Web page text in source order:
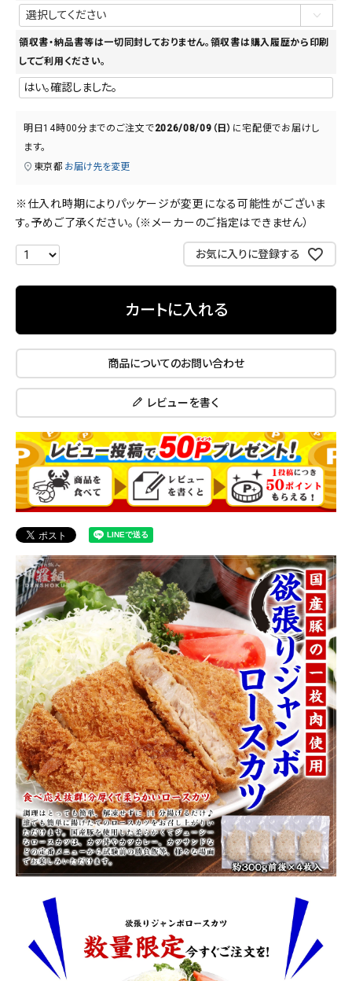
領収書・納品書等は一切同封しておりません。領収書は購入履歴から印刷
してご利用ください。
明日 14時00分 までのご注文で2026/08/09（日） に宅配便でお届けし
ます。
東京都 お届け先を変更
※仕入れ時期によりパッケージが変更になる可能性がございま
す。予めご了承ください。（※メーカーのご指定はできません）
お気に入りに登録する
カートに入れる
商品についてのお問い合わせ
レビューを書く